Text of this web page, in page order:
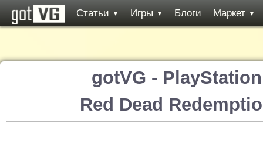
Статьи ▼ Игры ▼ Блоги Маркет ▼
gotVG -
Red Dead